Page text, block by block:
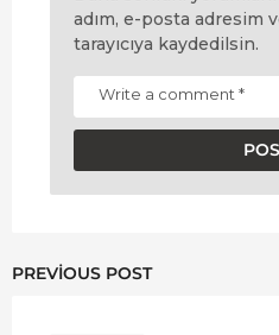
adım, e-posta adresim
tarayıcıya kaydedilsin.
PREVIOUS POST